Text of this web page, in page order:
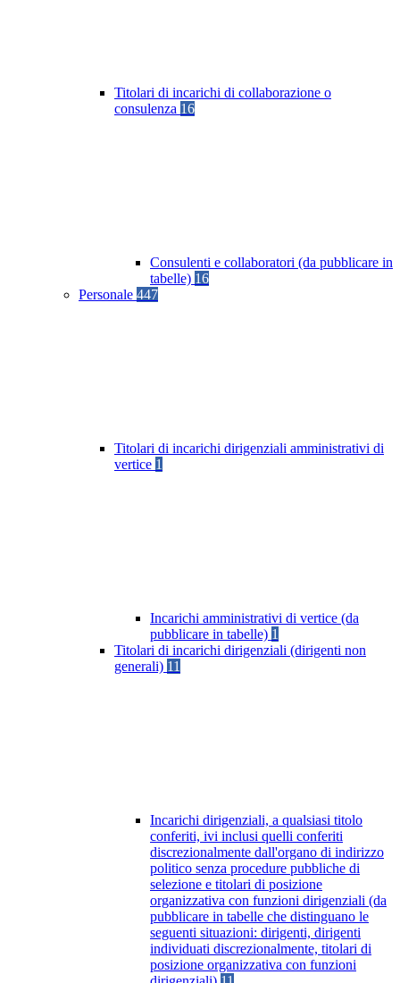
Titolari di incarichi di collaborazione o
consulenza 16
Consulenti e collaboratori (da pubblicare in
tabelle) 16
Personale 447
Titolari di incarichi dirigenziali amministrativi di
vertice 1
Incarichi amministrativi di vertice (da
pubblicare in tabelle) 1
Titolari di incarichi dirigenziali (dirigenti non
generali) 11
Incarichi dirigenziali, a qualsiasi titolo
conferiti, ivi inclusi quelli conferiti
discrezionalmente dall'organo di indirizzo
politico senza procedure pubbliche di
selezione e titolari di posizione
organizzativa con funzioni dirigenziali (da
pubblicare in tabelle che distinguano le
seguenti situazioni: dirigenti, dirigenti
individuati discrezionalmente, titolari di
posizione organizzativa con funzioni